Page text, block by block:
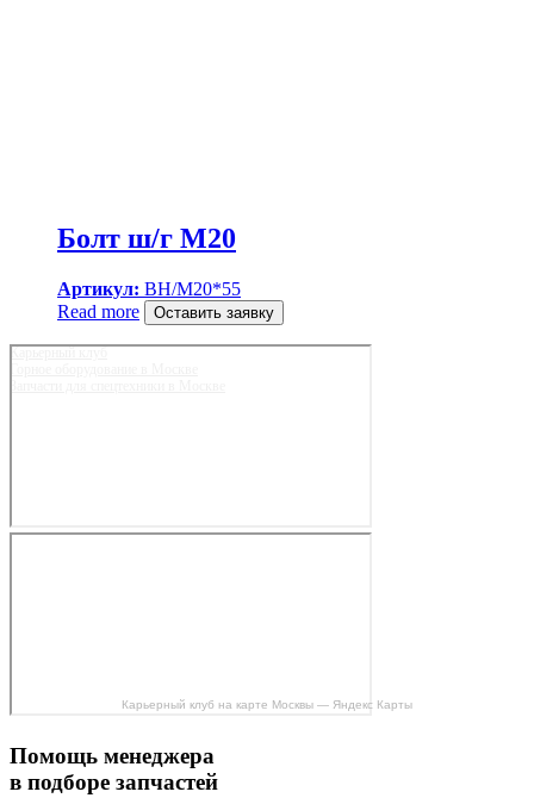
Болт ш/г M20
Артикул: BH/M20*55
Read more
Оставить заявку
Карьерный клуб на карте Москвы — Яндекс Карты
Помощь менеджера
в подборе запчастей